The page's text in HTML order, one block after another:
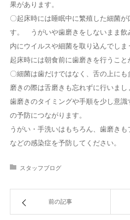
果があります。
〇起床時には睡眠中に繁殖した細菌が
す。 うがいや歯磨きをしないまま飲
内にウイルスや細菌を取り込んで
起床時には朝食前に歯磨きを行うこと
〇細菌は歯だけではなく、舌の上に
磨きの際は舌磨きも忘れずに行いまし
歯磨きのタイミングや手順を少し意
の予防につながります。
うがい・手洗いはもちろん、歯磨き
などの感染症を予防してください。
スタッフブログ
前の記事